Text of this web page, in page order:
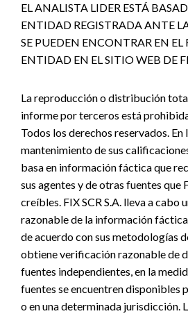
EL ANALISTA LIDER ESTÁ
ENTIDAD REGISTRADA ANTE
SE PUEDEN ENCONTRAR EN EL
ENTIDAD EN EL SITIO WEB DE
La reproducción o distribución
informe por terceros está
Todos los derechos reservados. En
mantenimiento de sus
basa en información fáctica que
sus agentes y de otras fuentes que
creíbles. FIX SCR S.A. lleva a cabo
razonable de la información
de acuerdo con sus metodologías
obtiene verificación razonable de
fuentes independientes, en la
fuentes se encuentren disponibles
o en una determinada jurisdicción.